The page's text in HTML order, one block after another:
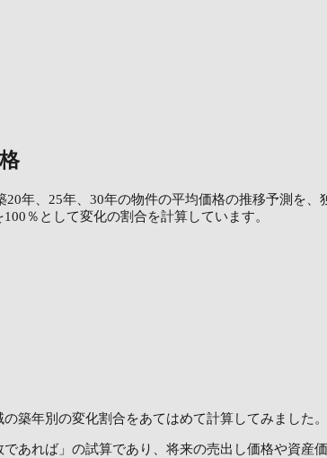
年、25年、30年の物件の平均価格の推移予測を、
％として変化の割合を計算しています。
築年別の変化割合をあてはめて計算してみました。
あれば」の試算であり、将来の売出し価格や資産